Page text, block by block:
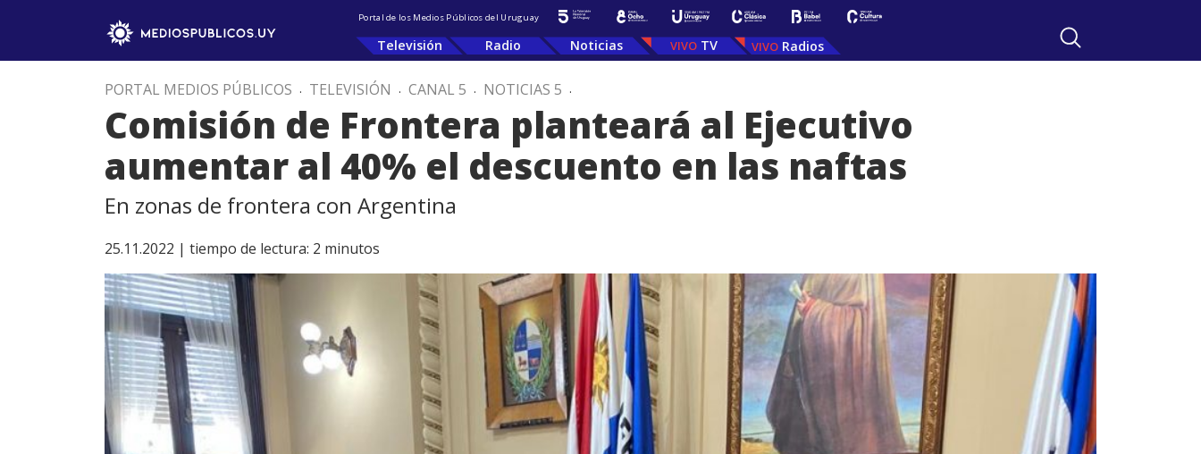
Portal de los Medios Públicos del Uruguay
Televisión Radio Noticias TV Radios
PORTAL MEDIOS PÚBLICOS . TELEVISIÓN . CANAL 5 . NOTICIAS 5 .
Comisión de Frontera planteará al Ejecutivo
aumentar al 40% el descuento en las naftas
En zonas de frontera con Argentina
25.11.2022 | tiempo de lectura: 2 minutos